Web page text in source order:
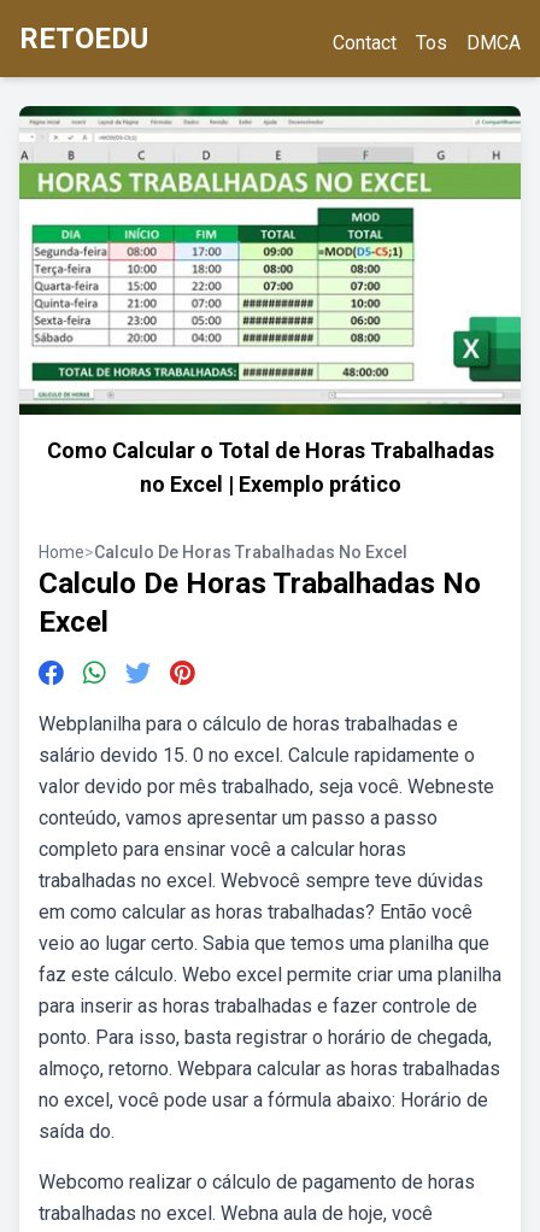
RETOEDU Contact Tos DMCA
Como Calcular o Total de Horas Trabalhadas
no Excel | Exemplo prático
Home>Calculo De Horas Trabalhadas No Excel
Calculo De Horas Trabalhadas No
Excel
Webplanilha para o cálculo de horas trabalhadas e
salário devido 15. 0 no excel. Calcule rapidamente o
valor devido por mês trabalhado, seja você. Webneste
conteúdo, vamos apresentar um passo a passo
completo para ensinar você a calcular horas
trabalhadas no excel. Webvocê sempre teve dúvidas
em como calcular as horas trabalhadas? Então você
veio ao lugar certo. Sabia que temos uma planilha que
faz este cálculo. Webo excel permite criar uma planilha
para inserir as horas trabalhadas e fazer controle de
ponto. Para isso, basta registrar o horário de chegada,
almoço, retorno. Webpara calcular as horas trabalhadas
no excel, você pode usar a fórmula abaixo: Horário de
saída do.
Webcomo realizar o cálculo de pagamento de horas
trabalhadas no excel. Webna aula de hoje, você